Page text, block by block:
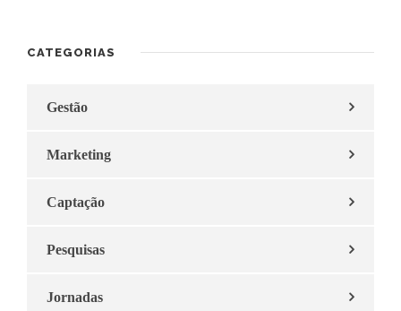
CATEGORIAS
Gestão
Marketing
Captação
Pesquisas
Jornadas